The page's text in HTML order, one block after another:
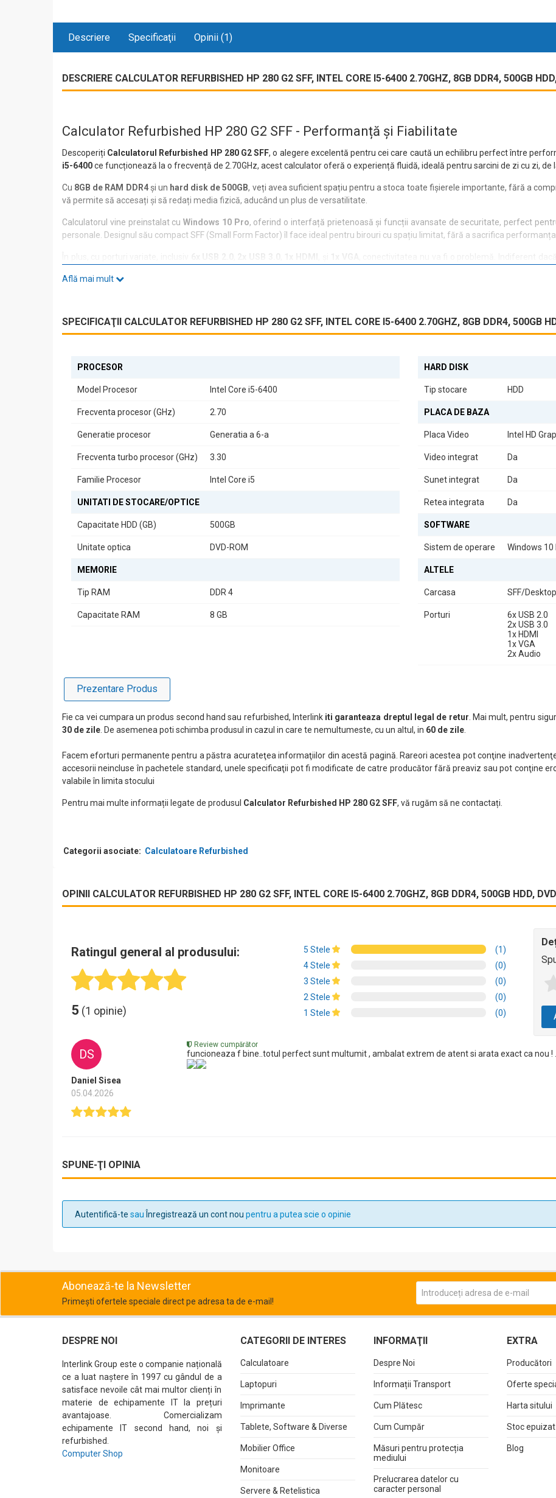
Descriere Specificaţii Opinii (1)
DESCRIERE CALCULATOR REFURBISHED HP 280 G2 SFF, INTEL CORE I5-6400 2.70GHZ, 8GB DDR4, 500GB
Calculator Refurbished HP 280 G2 SFF - Performanță și Fiabilitate
Descoperiți Calculatorul Refurbished HP 280 G2 SFF, o alegere excelentă pentru cei care caută un echilibru perfect între
i5-6400ce funcționează la o frecvență de 2.70GHz, acest calculator oferă o experiență fluidă, ideală pentru sarcini de zi cu zi,
Cu 8GB de RAM DDR4și un hard disk de 500GB, veți avea suficient spațiu pentru a stoca toate fișierele importante, fără a
vă permite să accesați și să redați media fizică, aducând un plus de versatilitate.
Calculatorul vine preinstalat cu Windows 10 Pro, oferind o interfață prietenoasă și funcții avansate de securitate, perfect
personale. Designul său compact SFF (Small Form Factor) îl face ideal pentru birouri cu spațiu limitat, fără a sacrifica performanța.
Află mai mult
SPECIFICAŢII CALCULATOR REFURBISHED HP 280 G2 SFF, INTEL CORE I5-6400 2.70GHZ, 8GB DDR4, 500GB
PROCESOR
Model Procesor Intel Core i5-6400
Frecventa procesor (GHz) 2.70
Generatie procesor Generatia a 6-a
Frecventa turbo procesor (GHz) 3.30
Familie Procesor Intel Core i5
UNITATI DE STOCARE/OPTICE
Capacitate HDD (GB) 500GB
Unitate optica DVD-ROM
MEMORIE
Tip RAM DDR 4
Capacitate RAM 8 GB
HARD DISK
Tip stocare HDD
PLACA DE BAZA
Placa Video Intel HD
Video integrat Da
Sunet integrat Da
Retea integrata Da
SOFTWARE
Sistem de operare Windows 10
ALTELE
Carcasa SFF/Desktop
Porturi
6x USB 2.0
2x USB 3.0
1x HDMI
1x VGA
2x Audio
Prezentare Produs
Fie ca vei cumpara un produs second hand sau refurbished, Interlink iti garanteaza dreptul legal de retur . Mai mult, pentru
30 de zile . De asemenea poti schimba produsul in cazul in care te nemultumeste, cu un altul, in 60 de zile
Facem eforturi permanente pentru a păstra acurateţea informaţiilor din acestă pagină. Rareori acestea pot conţine
accesorii neincluse în pachetele standard, unele specificaţii pot fi modificate de catre producător fără preaviz sau pot conţine
valabile în limita stocului
Pentru mai multe informații legate de produsul Calculator Refurbished HP 280 G2 SFF, vă rugăm să ne contactați.
Categorii asociate: Calculatoare Refurbished
OPINII CALCULATOR REFURBISHED HP 280 G2 SFF, INTEL CORE I5-6400 2.70GHZ, 8GB DDR4, 500GB HDD,
Ratingul general al produsului:
5 (1 opinie)
5 Stele
(1)
4 Stele
(0)
3 Stele
(0)
2 Stele
(0)
1 Stele
(0)
DS
Daniel Sisea
05.04.2026
Review cumpărător
funcioneaza f bine..totul perfect sunt multumit , ambalat extrem de atent si arata exact ca nou ! .
SPUNE-ŢI OPINIA
Autentifică-te sau Înregistrează un cont nou pentru a putea scie o opinie
Abonează-te la Newsletter
Primești ofertele speciale direct pe adresa ta de e-mail!
DESPRE NOI
Interlink Group este o companie națională
ce a luat naștere în 1997 cu gândul de a
satisface nevoile cât mai multor clienți în
materie de echipamente IT la prețuri
avantajoase. Comercializam
echipamente IT second hand, noi și
refurbished.
Computer Shop
CATEGORII DE INTERES
Calculatoare
Laptopuri
Imprimante
Tablete, Software & Diverse
Mobilier Office
Monitoare
Servere & Retelistica
INFORMAŢII
Despre Noi
Informații Transport
Cum Plătesc
Cum Cumpăr
Măsuri pentru protecția
mediului
Prelucrarea datelor cu
caracter personal
EXTRA
Producători
Oferte
Harta sitului
Stoc epuizat
Blog